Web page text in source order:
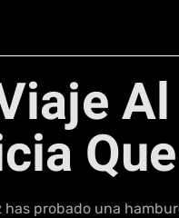
has probado una